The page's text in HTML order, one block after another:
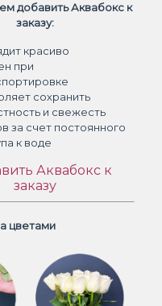
добавить Аквабокс к
заказу:
красиво
при
сохранить
и свежесть
за счет постоянного
к воде
Аквабокс к
заказу
цветами